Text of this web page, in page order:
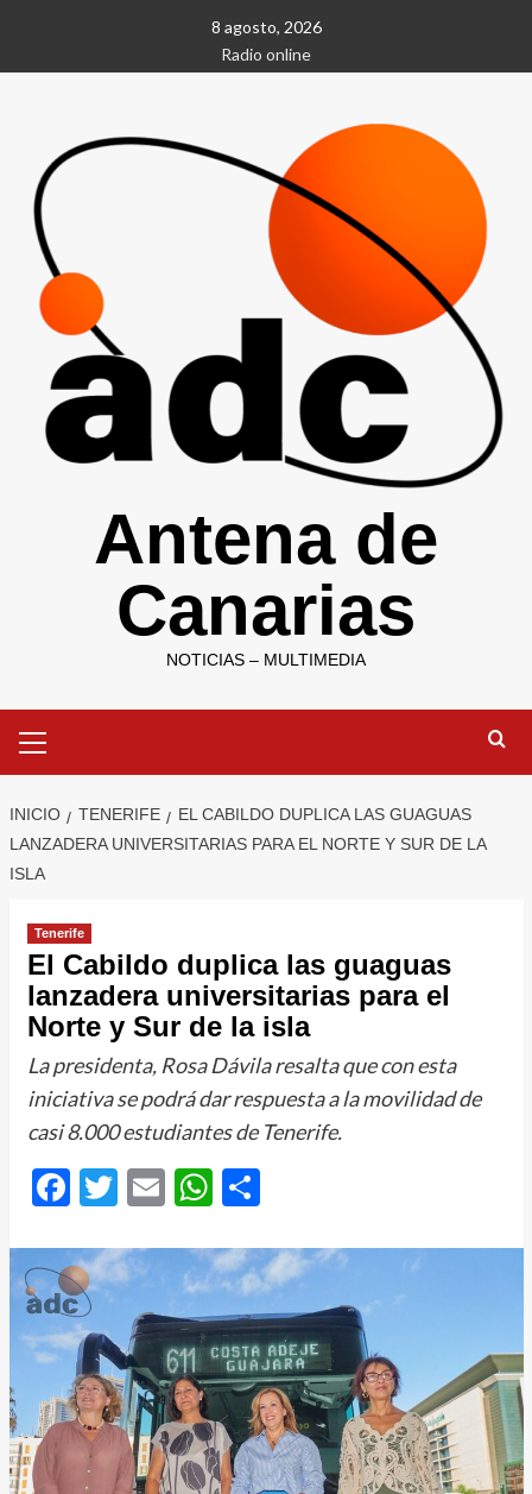
contenido
8 agosto, 2026
Radio online
Antena de
Canarias
NOTICIAS – MULTIMEDIA
primario
INICIO TENERIFE
EL CABILDO DUPLICA LAS GUAGUAS
LANZADERA UNIVERSITARIAS PARA EL NORTE Y SUR DE LA
ISLA
Tenerife
El Cabildo duplica las guaguas
lanzadera universitarias para el
Norte y Sur de la isla
La presidenta, Rosa Dávila resalta que con esta
iniciativa se podrá dar respuesta a la movilidad de
casi 8.000 estudiantes de Tenerife.
Facebook
Twitter
EmailWhatsApp
Compartir